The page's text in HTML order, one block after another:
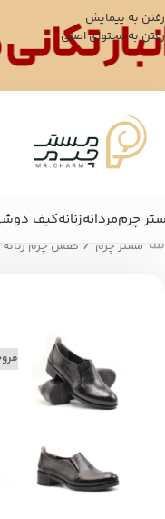
رفتن به پیمایش
رفتن به محتوای اصلی
چرممردانهزنانهکیف
مستر چرم / کفش چرم زنانه